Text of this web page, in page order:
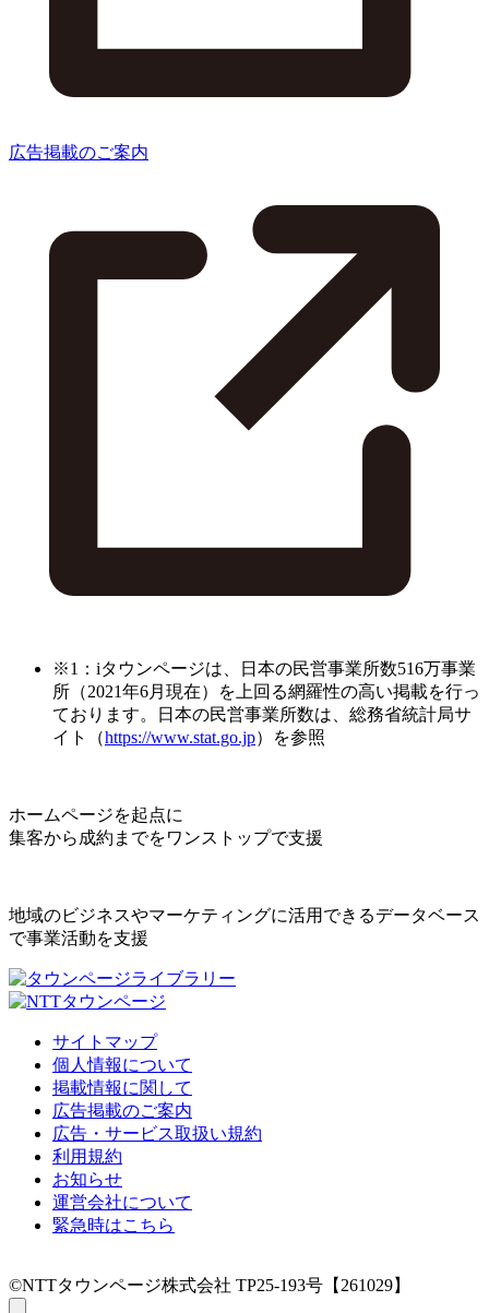
広告掲載のご案内
※1：iタウンページは、日本の民営事業所数516万事業
所（2021年6月現在）を上回る網羅性の高い掲載を行っ
ております。日本の民営事業所数は、総務省統計局サ
イト（https://www.stat.go.jp）を参照
ホームページを起点に
集客から成約までをワンストップで支援
地域のビジネスやマーケティングに活用できるデータベース
で事業活動を支援
サイトマップ
個人情報について
掲載情報に関して
広告掲載のご案内
広告・サービス取扱い規約
利用規約
お知らせ
運営会社について
緊急時はこちら
©NTTタウンページ株式会社 TP25-193号【261029】